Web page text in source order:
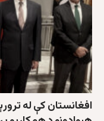
افغانستان کې له